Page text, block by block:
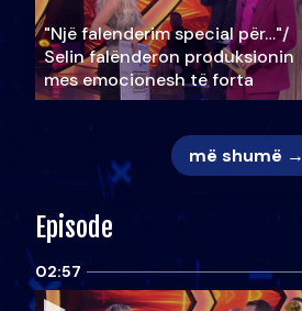
"Një falenderim special për…"/
Selin falënderon produksionin
mes emocionesh të forta
më shumë →
Episode
02:57